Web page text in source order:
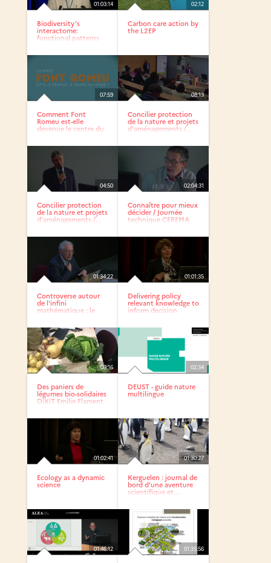
01:03:14
Biodiversity’s
interactome:
functional patterns
02:12
Carbon care action by
the L2EP
07:59
Comment Font
Romeu est-elle
devenue le centre du
08:13
Concilier protection
de la nature et projets
d’aménagements /...
04:50
Concilier protection
de la nature et projets
d’aménagements /...
02:04:31
Connaître pour mieux
décider / Journée
technique CEREMA
01:34:22
Controverse autour
de l'infini
mathématique : le
01:01:35
Delivering policy
relevant knowledge to
inform decision
03:16
Des paniers de
légumes bio-solidaires
DiXiT Emilie Flament
02:34
DEUST - guide nature
multilingue
01:02:41
Ecology as a dynamic
science
01:30:27
Kerguelen : journal de
bord d’une aventure
scientifique et...
01:46:12 01:35:56